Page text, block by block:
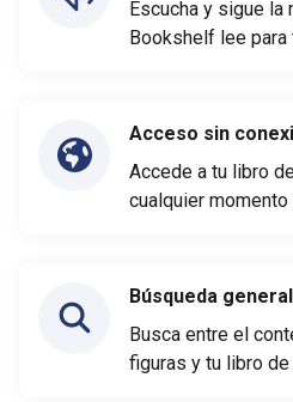
Escucha y sigue la
Bookshelf lee para
Acceso sin
Accede a tu libro
cualquier
Búsqueda general
Busca entre el
figuras y tu libro de